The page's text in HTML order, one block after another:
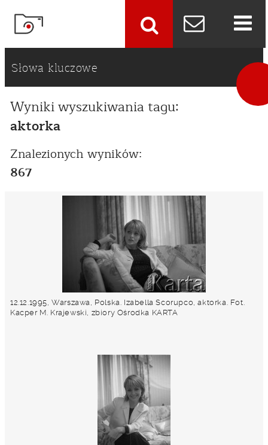
Słowa kluczowe
Wyniki wyszukiwania tagu:
aktorka
Znalezionych wyników:
867
12.12.1995, Warszawa, Polska. Izabella Scorupco, aktorka. Fot.
Kacper M. Krajewski, zbiory Ośrodka KARTA